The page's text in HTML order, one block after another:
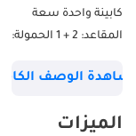
كابينة واحدة سعة
المقاعد: 2 + 1 الحمولة:
(الطول × العرض ×
1775 × 1690 سطح
الوصف الكامل
الميزات